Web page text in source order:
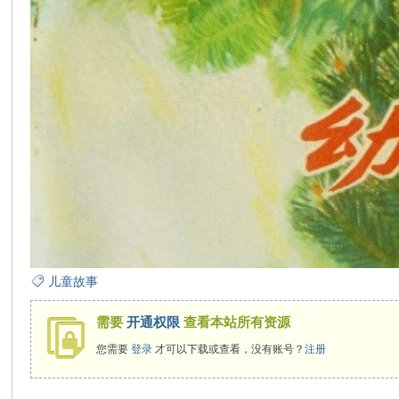
儿童故事
需要开通权限 查看本站所有资源
您需要登录 才可以下载或查看，没有账号？注册